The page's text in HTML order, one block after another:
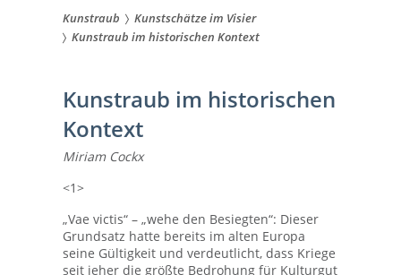
Sie
hier:
Kunstraub
Kunstschätze im Visier
Kunstraub im historischen Kontext
Kunstraub im historischen
Kontext
Miriam Cockx
<1>
„Vae victis“ – „wehe den Besiegten“: Dieser
Grundsatz hatte bereits im alten Europa
seine Gültigkeit und verdeutlicht, dass Kriege
seit jeher die größte Bedrohung für Kulturgut